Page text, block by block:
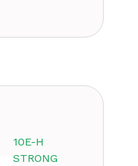
10E-H
STRONG